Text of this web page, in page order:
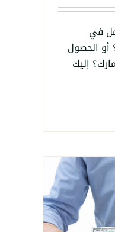
في
الحصول
إليك